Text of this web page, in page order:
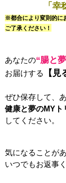
「幸
※都合により変則的に
ご了承ください！
あなたの“腸と
お届けする
【見
ぜひ保存して、
健康と夢のMYト
してください。
気になることがあ
いつでもお返事